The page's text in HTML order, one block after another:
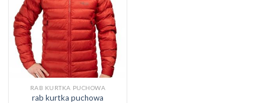
RAB KURTKA PUCHOWA
rab kurtka puchowa